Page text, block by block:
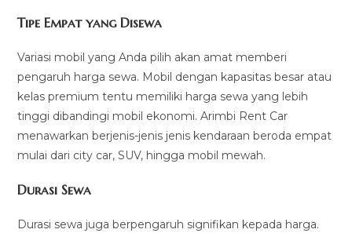
Tipe Empat yang Disewa
Variasi mobil yang Anda pilih akan amat memberi
pengaruh harga sewa. Mobil dengan kapasitas besar atau
kelas premium tentu memiliki harga sewa yang lebih
tinggi dibandingi mobil ekonomi. Arimbi Rent Car
menawarkan berjenis-jenis jenis kendaraan beroda empat
mulai dari city car, SUV, hingga mobil mewah.
Durasi Sewa
Durasi sewa juga berpengaruh signifikan kepada harga.